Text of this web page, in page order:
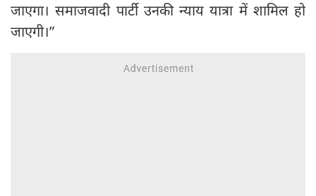
जाएगा। समाजवादी पार्टी उनकी न्याय यात्रा में शामिल हो
जाएगी।”